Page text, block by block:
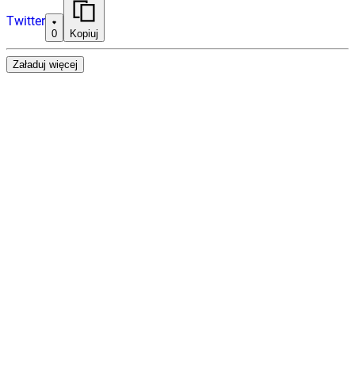
Twitter
0 Kopiuj
Załaduj więcej